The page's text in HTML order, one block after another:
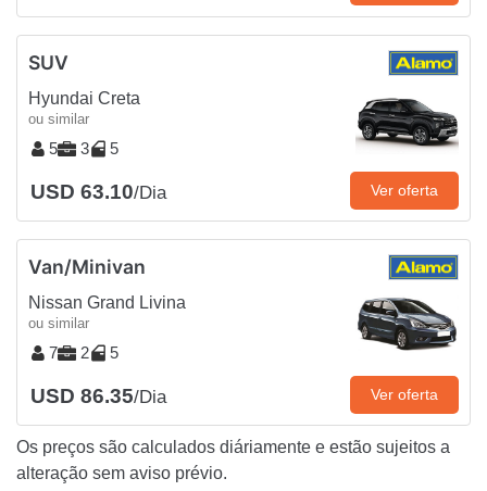
SUV
Hyundai Creta
ou similar
5 3 5
USD 63.10/Dia Ver oferta
Van/Minivan
Nissan Grand Livina
ou similar
7 2 5
USD 86.35/Dia Ver oferta
Os preços são calculados diáriamente e estão sujeitos a
alteração sem aviso prévio.